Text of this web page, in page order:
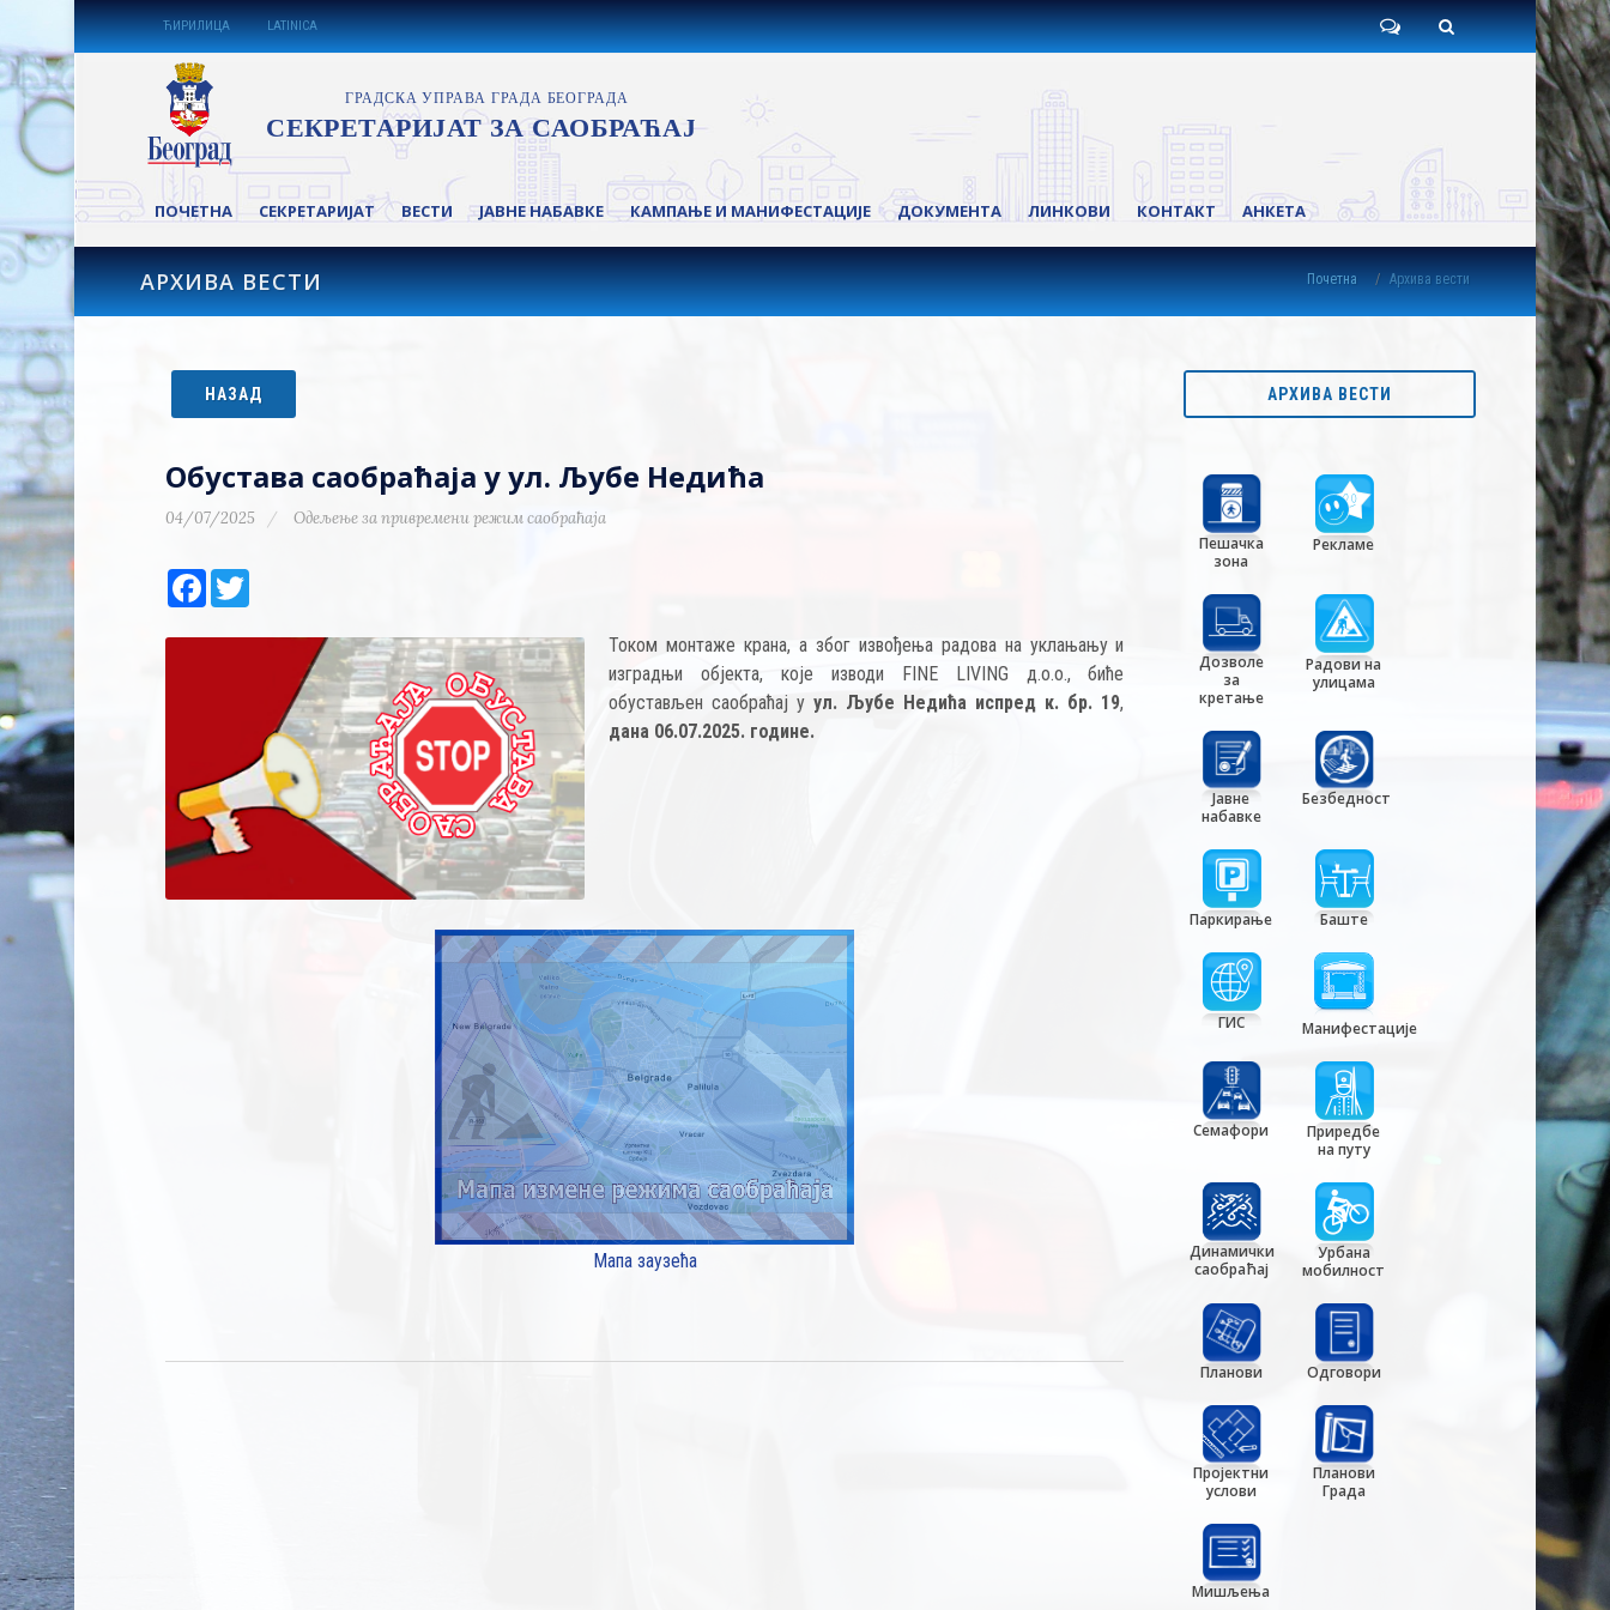
ЋИРИЛИЦА LATINICA
ПОЧЕТНА СЕКРЕТАРИЈАТ ВЕСТИ ЈАВНЕ НАБАВКЕ КАМПАЊЕ И МАНИФЕСТАЦИЈЕ ДОКУМЕНТА ЛИНКОВИ КОНТАКТ АНКЕТА
АРХИВА ВЕСТИ Почетна Архива вести
НАЗАД
Обустава саобраћаја у ул. Љубе Недића
04/07/2025 Одељење за привремени режим саобраћаја
Facebook
Током монтаже крана, а због извођења радова на уклањању и
изградњи објекта, које изводи FINE LIVING д.о.о., биће
обустављен саобраћај уул. Љубе Недића испред к. бр. 19,
дана 06.07.2025. године.
Мапа заузећа
АРХИВА ВЕСТИ
Пешачка
зона
Рекламе
Дозволе
за
кретање
Радови на
улицама
Јавне
набавке
Безбедност
Паркирање Баште
ГИС Манифестације
Семафори
Приредбе
на путу
Динамички
саобраћај
Урбана
мобилност
Планови Одговори
Пројектни
услови
Планови
Града
Мишљења